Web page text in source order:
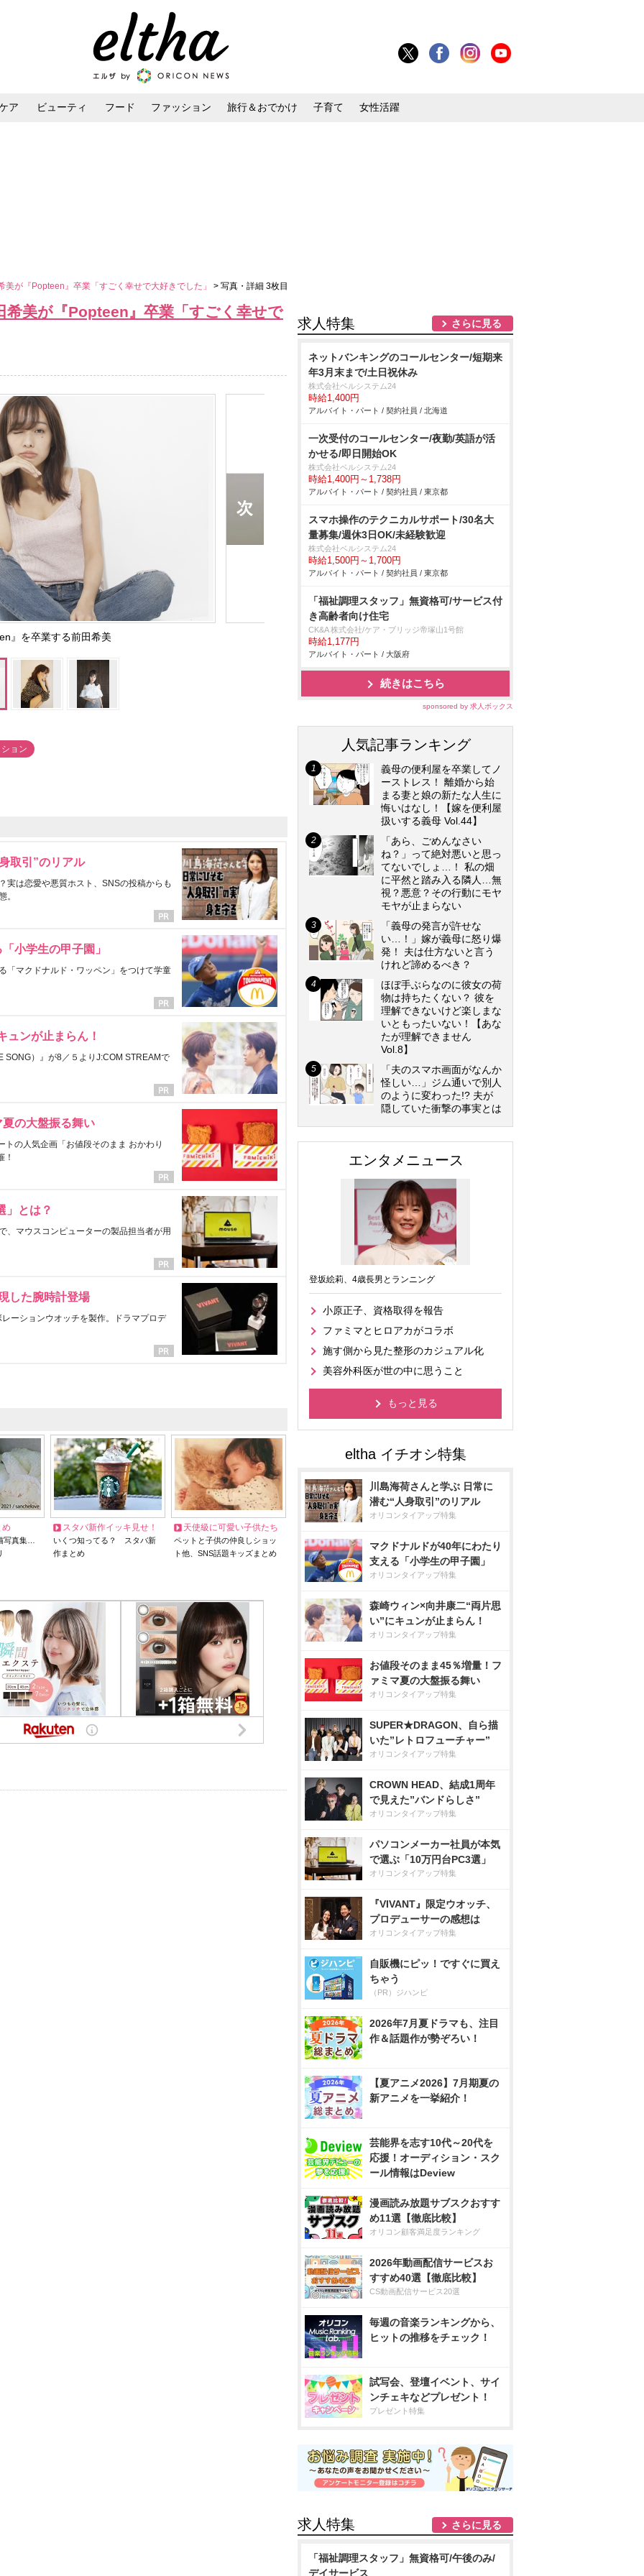
ア ビューティ フード ファッション 旅行＆おでかけ 子育て 女性活躍
美が『Popteen』卒業「すごく幸せで大好きでした」 > 写真・詳細 3枚目
希美が『Popteen』卒業「すごく幸せで
』を卒業する前田希美
ョン
取引”のリアル
実は恋愛や悪質ホスト、SNSの投稿からも
。
小学生の甲子園」
「マクドナルド・ワッペン」をつけて学童
ュンが止まらん！
SONG）』が8／５よりJ:COM STREAMで
の大盤振る舞い
の人気企画「お値段そのまま おかわり
！
」とは？
、マウスコンピューターの製品担当者が用
した腕時計登場
ーションウオッチを製作。ドラマプロデ
め
写真集…
スタバ新作イッキ見せ！
いくつ知ってる？ スタバ新
作まとめ
天使級に可愛い子供たち
ペットと子供の仲良しショッ
ト他、SNS話題キッズまとめ
求人特集 さらに見る
ネットバンキングのコールセンター/短期来
年3月末まで/土日祝休み
株式会社ベルシステム24
時給1,400円
アルバイト・パート / 契約社員 / 北海道
一次受付のコールセンター/夜勤/英語が活
かせる/即日開始OK
株式会社ベルシステム24
時給1,400円～1,738円
アルバイト・パート / 契約社員 / 東京都
スマホ操作のテクニカルサポート/30名大
量募集/週休3日OK/未経験歓迎
株式会社ベルシステム24
時給1,500円～1,700円
アルバイト・パート / 契約社員 / 東京都
「福祉調理スタッフ」無資格可/サービス付
き高齢者向け住宅
CK&A 株式会社/ケア・ブリッジ帝塚山1号館
時給1,177円
アルバイト・パート / 大阪府
続きはこちら
sponsored by 求人ボックス
人気記事ランキング
義母の便利屋を卒業してノ
ーストレス！ 離婚から始
まる妻と娘の新たな人生に
悔いはなし！【嫁を便利屋
扱いする義母 Vol.44】
「あら、ごめんなさい
ね？」って絶対悪いと思っ
てないでしょ…！ 私の畑
に平然と踏み入る隣人…無
視？悪意？その行動にモヤ
モヤが止まらない
「義母の発言が許せな
い…！」嫁が義母に怒り爆
発！ 夫は仕方ないと言う
けれど諦めるべき？
ほぼ手ぶらなのに彼女の荷
物は持ちたくない？ 彼を
理解できないけど楽しまな
いともったいない！【あな
たが理解できません
Vol.8】
「夫のスマホ画面がなんか
怪しい…」ジム通いで別人
のように変わった!? 夫が
隠していた衝撃の事実とは
エンタメニュース
登坂絵莉、4歳長男とランニング
小原正子、資格取得を報告
ファミマとヒロアカがコラボ
施す側から見た整形のカジュアル化
美容外科医が世の中に思うこと
もっと見る
川島海荷さんと学ぶ 日常に
潜む“人身取引”のリアル
オリコンタイアップ特集
マクドナルドが40年にわたり
支える「小学生の甲子園」
オリコンタイアップ特集
森崎ウィン×向井康二“両片思
い”にキュンが止まらん！
オリコンタイアップ特集
お値段そのまま45％増量！フ
ァミマ夏の大盤振る舞い
オリコンタイアップ特集
SUPER★DRAGON、自ら描
いた”レトロフューチャー”
オリコンタイアップ特集
CROWN HEAD、結成1周年
で見えた”バンドらしさ”
オリコンタイアップ特集
パソコンメーカー社員が本気
で選ぶ「10万円台PC3選」
オリコンタイアップ特集
『VIVANT』限定ウオッチ、
プロデューサーの感想は
オリコンタイアップ特集
自販機にピッ！ですぐに買え
ちゃう
（PR）ジハンピ
2026年7月夏ドラマも、注目
作＆話題作が勢ぞろい！
【夏アニメ2026】7月期夏の
新アニメを一挙紹介！
芸能界を志す10代～20代を
応援！オーディション・スク
ール情報はDeview
漫画読み放題サブスクおすす
め11選【徹底比較】
オリコン顧客満足度ランキング
2026年動画配信サービスお
すすめ40選【徹底比較】
CS動画配信サービス20選
毎週の音楽ランキングから、
ヒットの推移をチェック！
試写会、登壇イベント、サイ
ンチェキなどプレゼント！
プレゼント特集
求人特集 さらに見る
「福祉調理スタッフ」無資格可/午後のみ/
デイサービス